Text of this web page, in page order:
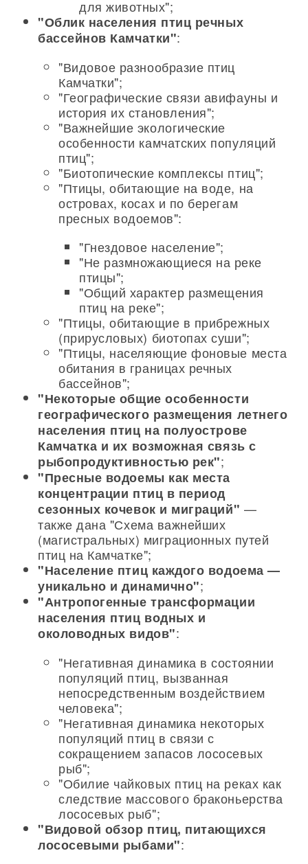
для животных";
"Облик населения птиц речных
бассейнов Камчатки":
"Видовое разнообразие птиц
Камчатки";
"Географические связи авифауны и
история их становления";
"Важнейшие экологические
особенности камчатских популяций
птиц";
"Биотопические комплексы птиц";
"Птицы, обитающие на воде, на
островах, косах и по берегам
пресных водоемов":
"Гнездовое население";
"Не размножающиеся на реке
птицы";
"Общий характер размещения
птиц на реке";
"Птицы, обитающие в прибрежных
(прирусловых) биотопах суши";
"Птицы, населяющие фоновые места
обитания в границах речных
бассейнов";
"Некоторые общие особенности
географического размещения летнего
населения птиц на полуострове
Камчатка и их возможная связь с
рыбопродуктивностью рек";
"Пресные водоемы как места
концентрации птиц в период
сезонных кочевок и миграций" —
также дана "Схема важнейших
(магистральных) миграционных путей
птиц на Камчатке";
"Население птиц каждого водоема —
уникально и динамично";
"Антропогенные трансформации
населения птиц водных и
околоводных видов":
"Негативная динамика в состоянии
популяций птиц, вызванная
непосредственным воздействием
человека";
"Негативная динамика некоторых
популяций птиц в связи с
сокращением запасов лососевых
рыб";
"Обилие чайковых птиц на реках как
следствие массового браконьерства
лососевых рыб";
"Видовой обзор птиц, питающихся
лососевыми рыбами":